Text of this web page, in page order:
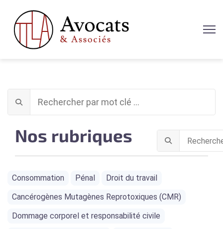
Nos rubriques
Consommation Pénal
Droit du travail
Cancérogènes Mutagènes Reprotoxiques (CMR)
Dommage corporel et responsabilité civile